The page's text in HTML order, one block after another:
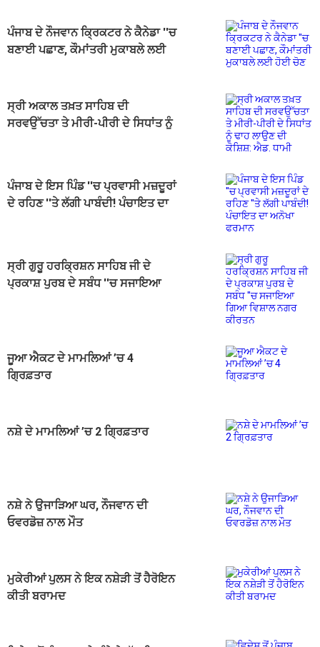
ਪੰਜਾਬ ਦੇ ਨੌਜਵਾਨ ਕ੍ਰਿਕਟਰ ਨੇ ਕੈਨੇਡਾ ''ਚ
ਬਣਾਈ ਪਛਾਣ, ਕੌਮਾਂਤਰੀ ਮੁਕਾਬਲੇ ਲਈ
ਸ੍ਰੀ ਅਕਾਲ ਤਖ਼ਤ ਸਾਹਿਬ ਦੀ
ਸਰਵਉੱਚਤਾ ਤੇ ਮੀਰੀ-ਪੀਰੀ ਦੇ ਸਿਧਾਂਤ ਨੂੰ
ਪੰਜਾਬ ਦੇ ਇਸ ਪਿੰਡ ''ਚ ਪ੍ਰਵਾਸੀ ਮਜ਼ਦੂਰਾਂ
ਦੇ ਰਹਿਣ ''ਤੇ ਲੱਗੀ ਪਾਬੰਦੀ! ਪੰਚਾਇਤ ਦਾ
ਸ੍ਰੀ ਗੁਰੂ ਹਰਕ੍ਰਿਸ਼ਨ ਸਾਹਿਬ ਜੀ ਦੇ
ਪ੍ਰਕਾਸ਼ ਪੁਰਬ ਦੇ ਸਬੰਧ ''ਚ ਸਜਾਇਆ
ਜੂਆ ਐਕਟ ਦੇ ਮਾਮਲਿਆਂ ’ਚ 4
ਗ੍ਰਿਫ਼ਤਾਰ
ਨਸ਼ੇ ਦੇ ਮਾਮਲਿਆਂ ’ਚ 2 ਗ੍ਰਿਫ਼ਤਾਰ
ਨਸ਼ੇ ਨੇ ਉਜਾੜਿਆ ਘਰ, ਨੌਜਵਾਨ ਦੀ
ਓਵਰਡੋਜ਼ ਨਾਲ ਮੌਤ
ਮੁਕੇਰੀਆਂ ਪੁਲਸ ਨੇ ਇਕ ਨਸ਼ੇੜੀ ਤੋਂ ਹੈਰੋਇਨ
ਕੀਤੀ ਬਰਾਮਦ